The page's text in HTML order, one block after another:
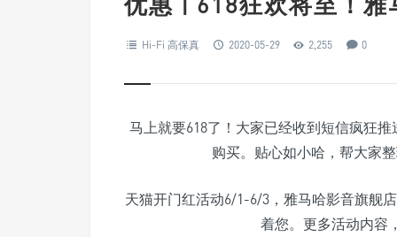
Hi-Fi 高保真 2020-05-29 2,255 0
马上就要618了！大家已经收到短信疯狂
购买。贴心如小哈，帮大家
天猫开门红活动6/1-6/3，雅马哈影音旗舰
着您。更多活动内容